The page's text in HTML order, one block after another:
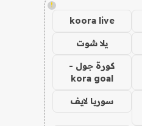
!
koora live
يلا شوت
كورة جول -
kora goal
سوريا لايف